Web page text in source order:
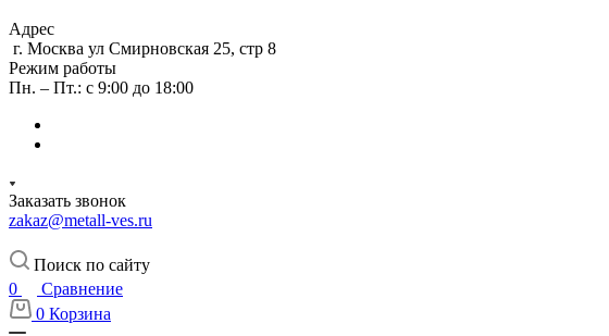
Адрес
г. Москва ул Смирновская 25, стр 8
Режим работы
Пн. – Пт.: с 9:00 до 18:00
Заказать звонок
zakaz@metall-ves.ru
Поиск по сайту
0
Сравнение
0 Корзина